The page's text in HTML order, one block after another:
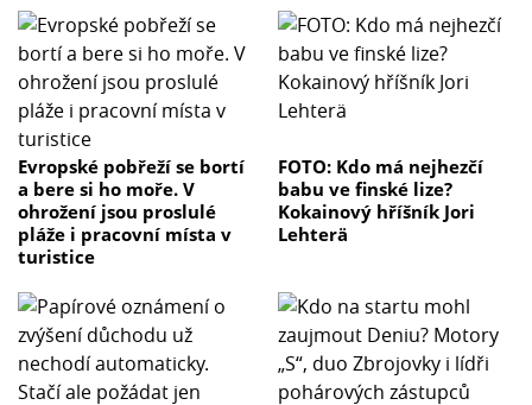
Evropské pobřeží se bortí
a bere si ho moře. V
ohrožení jsou proslulé
pláže i pracovní místa v
turistice
FOTO: Kdo má nejhezčí
babu ve finské lize?
Kokainový hříšník Jori
Lehterä